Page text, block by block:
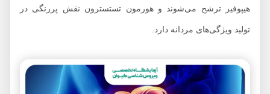
هیپوفیز ترشح می‌شوند و هورمون تستسترون نقش پررنگی در
تولید ویژگی‌های مردانه دارد.